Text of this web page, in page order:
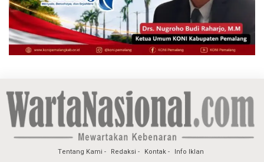
Tentang Kami Redaksi Kontak Info Iklan